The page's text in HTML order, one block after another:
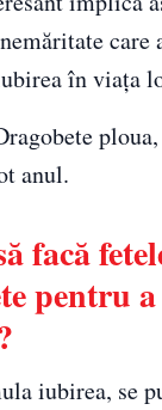
care
în viața
anul.
facă
pentru
iubirea, se